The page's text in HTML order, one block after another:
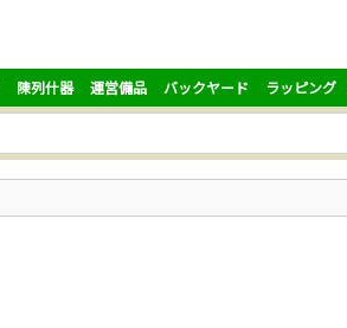
陳列什器 運営備品 バックヤード ラッピング